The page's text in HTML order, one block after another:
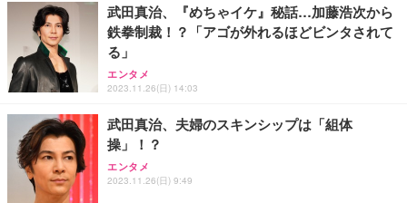
武田真治、『めちゃイケ』秘話…加藤浩次から
鉄拳制裁！？「アゴが外れるほどビンタされて
る」
エンタメ
2023.11.26(日) 14:03
武田真治、夫婦のスキンシップは「組体
操」！？
エンタメ
2023.11.26(日) 9:49